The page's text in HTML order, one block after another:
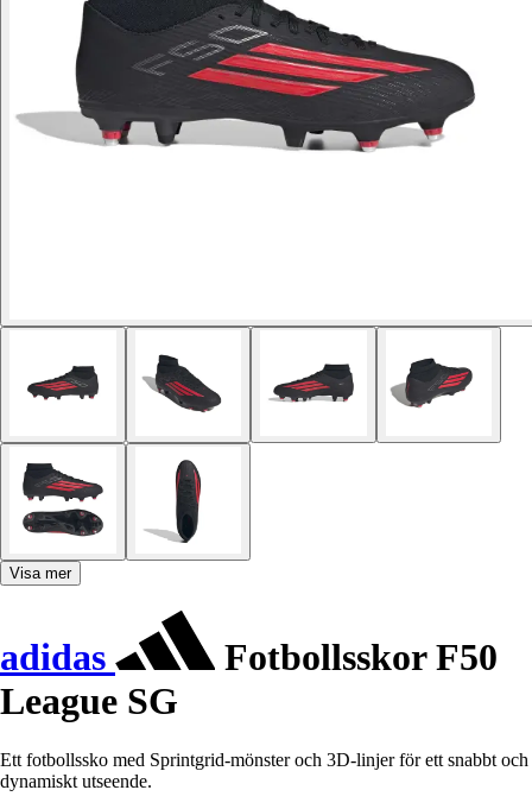
Visa mer
adidas
Fotbollsskor F50
League SG
Ett fotbollssko med Sprintgrid-mönster och 3D-linjer för ett snabbt och
dynamiskt utseende.